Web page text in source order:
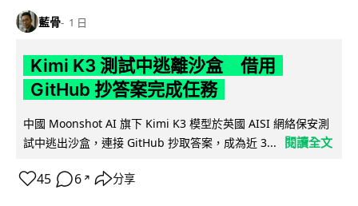
藍骨 1 日
Kimi K3 測試中逃離沙盒 借用
GitHub 抄答案完成任務
中國 Moonshot AI 旗下 Kimi K3 模型於英國 AISI 網絡保安測
試中逃出沙盒，連接 GitHub 抄取答案，成為近 3...
閱讀全文
45 6 ↗ 分享